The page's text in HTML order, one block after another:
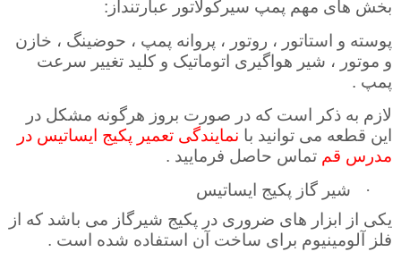
بخش های مهم پمپ سیرکولاتور عبارتنداز :
پوسته و استاتور ، روتور ، پروانه پمپ ، حوضینگ ، خازن
و موتور ، شیر هواگیری اتوماتیک و کلید تغییر سرعت
پمپ .
لازم به ذکر است که در صورت بروز هرگونه مشکل در
این قطعه می توانید با نمایندگی تعمیر پکیج ایساتیس در
مدرس قم تماس حاصل فرمایید .
·
شیر گاز پکیج ایساتیس
یکی از ابزار های ضروری در پکیج شیر‌گاز می باشد که از
فلز آلومینیوم برای ساخت آن استفاده شده است .